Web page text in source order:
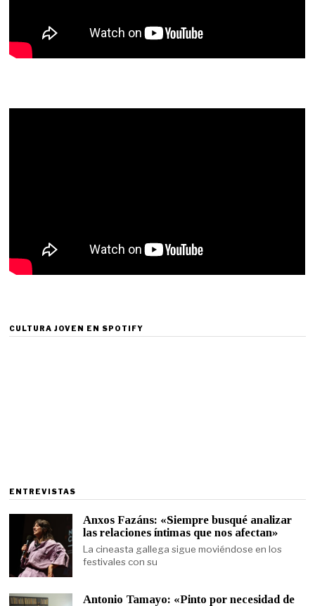
CULTURA JOVEN EN SPOTIFY
ENTREVISTAS
Anxos Fazáns: «Siempre busqué analizar
las relaciones íntimas que nos afectan»
La cineasta gallega sigue moviéndose en los
festivales con su
Antonio Tamayo: «Pinto por necesidad de